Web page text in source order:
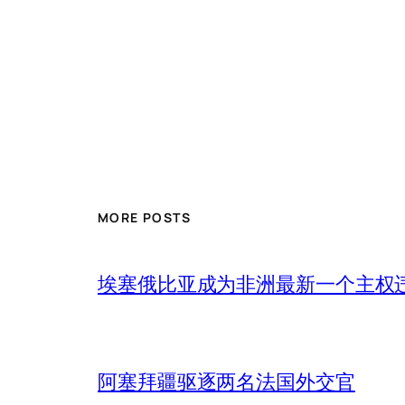
MORE POSTS
埃塞俄比亚成为非洲最新一个主权
阿塞拜疆驱逐两名法国外交官